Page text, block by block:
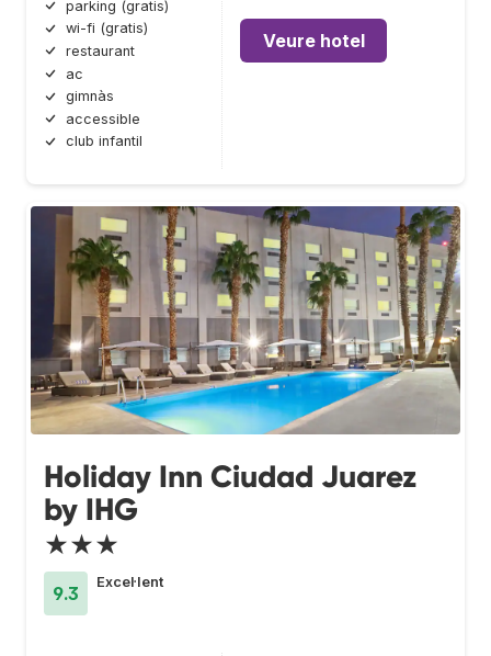
parking (gratis)
wi-fi (gratis)
restaurant
ac
gimnàs
accessible
club infantil
Veure hotel
Holiday Inn Ciudad Juarez
by IHG
★★★
9.3
Excel·lent